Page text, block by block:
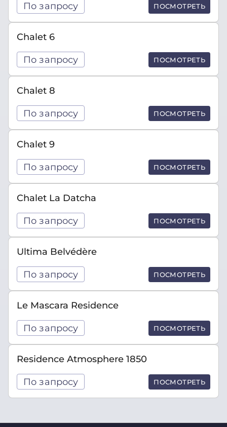
По запросу ПОСМОТРЕТЬ
Chalet 6
По запросу ПОСМОТРЕТЬ
Chalet 8
По запросу ПОСМОТРЕТЬ
Chalet 9
По запросу ПОСМОТРЕТЬ
Chalet La Datcha
По запросу ПОСМОТРЕТЬ
Ultima Belvédère
По запросу ПОСМОТРЕТЬ
Le Mascara Residence
По запросу ПОСМОТРЕТЬ
Residence Atmosphere 1850
По запросу ПОСМОТРЕТЬ